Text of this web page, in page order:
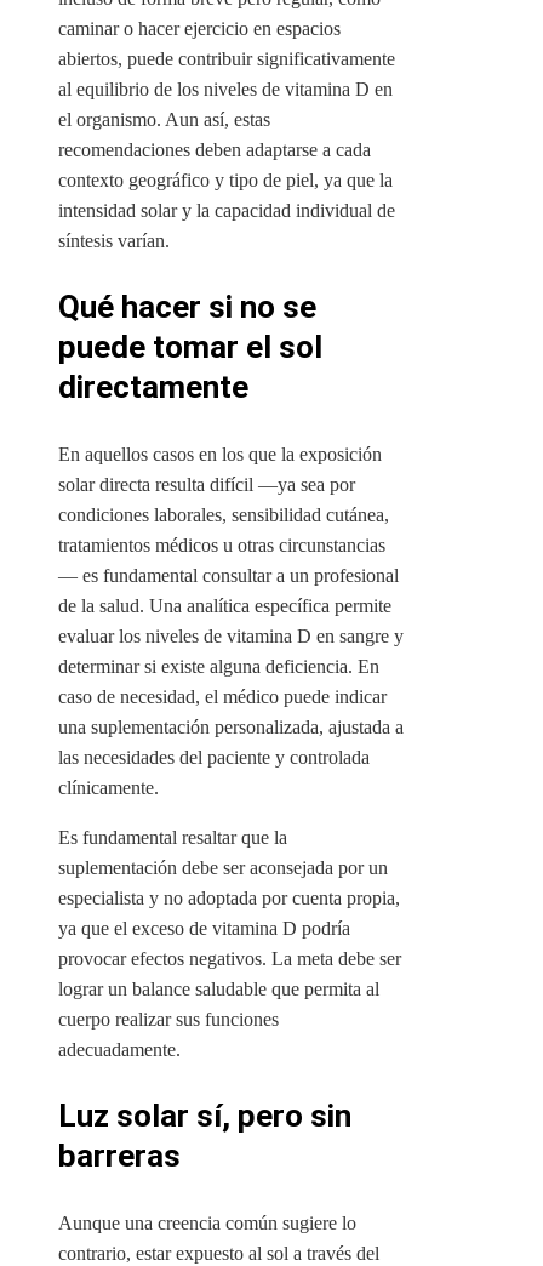
caminar o hacer ejercicio en espacios
abiertos, puede contribuir significativamente
al equilibrio de los niveles de vitamina D en
el organismo. Aun así, estas
recomendaciones deben adaptarse a cada
contexto geográfico y tipo de piel, ya que la
intensidad solar y la capacidad individual de
síntesis varían.
Qué hacer si no se
puede tomar el sol
directamente
En aquellos casos en los que la exposición
solar directa resulta difícil —ya sea por
condiciones laborales, sensibilidad cutánea,
tratamientos médicos u otras circunstancias
— es fundamental consultar a un profesional
de la salud. Una analítica específica permite
evaluar los niveles de vitamina D en sangre y
determinar si existe alguna deficiencia. En
caso de necesidad, el médico puede indicar
una suplementación personalizada, ajustada a
las necesidades del paciente y controlada
clínicamente.
Es fundamental resaltar que la
suplementación debe ser aconsejada por un
especialista y no adoptada por cuenta propia,
ya que el exceso de vitamina D podría
provocar efectos negativos. La meta debe ser
lograr un balance saludable que permita al
cuerpo realizar sus funciones
adecuadamente.
Luz solar sí, pero sin
barreras
Aunque una creencia común sugiere lo
contrario, estar expuesto al sol a través del